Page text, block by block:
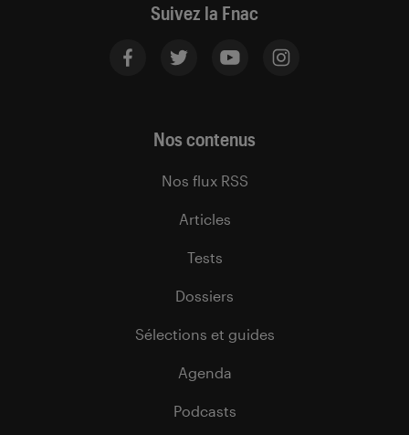
Suivez la Fnac
Nos contenus
Nos flux RSS
Articles
Tests
Dossiers
Sélections et guides
Agenda
Podcasts